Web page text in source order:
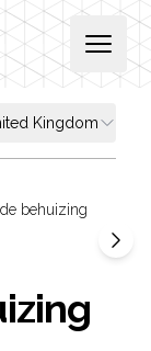
Open
country
Kingdom
behuizing